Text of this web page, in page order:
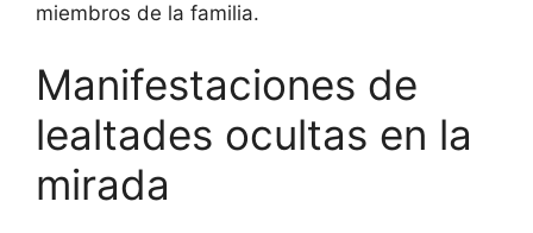
miembros de la familia.
Manifestaciones de
lealtades ocultas en la
mirada